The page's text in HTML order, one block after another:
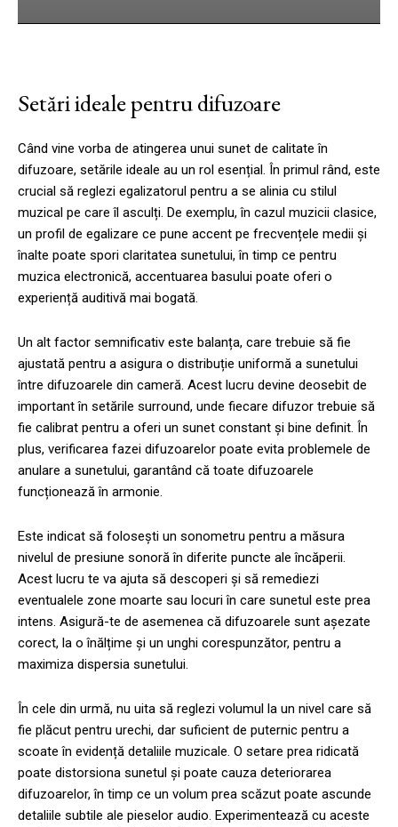
Setări ideale pentru difuzoare
Când vine vorba de atingerea unui sunet de calitate în
difuzoare, setările ideale au un rol esențial. În primul rând, este
crucial să reglezi egalizatorul pentru a se alinia cu stilul
muzical pe care îl asculți. De exemplu, în cazul muzicii clasice,
un profil de egalizare ce pune accent pe frecvențele medii și
înalte poate spori claritatea sunetului, în timp ce pentru
muzica electronică, accentuarea basului poate oferi o
experiență auditivă mai bogată.
Un alt factor semnificativ este balanța, care trebuie să fie
ajustată pentru a asigura o distribuție uniformă a sunetului
între difuzoarele din cameră. Acest lucru devine deosebit de
important în setările surround, unde fiecare difuzor trebuie să
fie calibrat pentru a oferi un sunet constant și bine definit. În
plus, verificarea fazei difuzoarelor poate evita problemele de
anulare a sunetului, garantând că toate difuzoarele
funcționează în armonie.
Este indicat să folosești un sonometru pentru a măsura
nivelul de presiune sonoră în diferite puncte ale încăperii.
Acest lucru te va ajuta să descoperi și să remediezi
eventualele zone moarte sau locuri în care sunetul este prea
intens. Asigură-te de asemenea că difuzoarele sunt așezate
corect, la o înălțime și un unghi corespunzător, pentru a
maximiza dispersia sunetului.
În cele din urmă, nu uita să reglezi volumul la un nivel care să
fie plăcut pentru urechi, dar suficient de puternic pentru a
scoate în evidență detaliile muzicale. O setare prea ridicată
poate distorsiona sunetul și poate cauza deteriorarea
difuzoarelor, în timp ce un volum prea scăzut poate ascunde
detaliile subtile ale pieselor audio. Experimentează cu aceste